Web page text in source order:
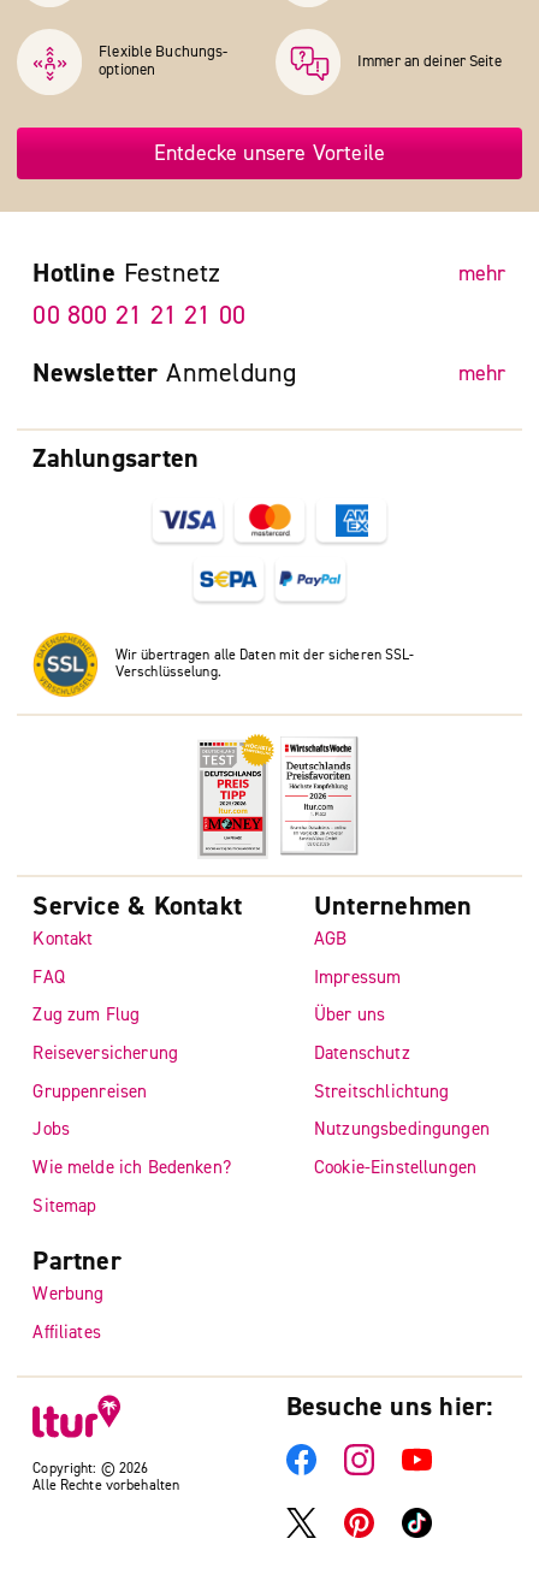
Flexible Buchungs­
optionen
Immer an deiner Seite
Entdecke unsere Vorteile
Zahlungsarten
Wir übertragen alle Daten mit der sicheren SSL-
Verschlüsselung.
Hotline Festnetz mehr
00 800 21 21 21 00
Newsletter Anmeldung mehr
Copyright: © 2026
Alle Rechte vorbehalten
Service & Kontakt
Kontakt
FAQ
Zug zum Flug
Reiseversicherung
Gruppenreisen
Jobs
Wie melde ich Bedenken?
Sitemap
Unternehmen
AGB
Impressum
Über uns
Datenschutz
Streitschlichtung
Nutzungsbedingungen
Cookie-Einstellungen
Partner
Werbung
Affiliates
Besuche uns hier: